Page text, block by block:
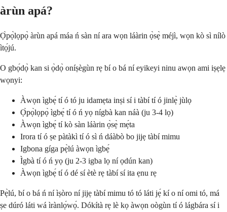
àrùn apá?
Ọ̀pọ̀lọpọ̀ àrùn apá máa ń sàn ní ara wọn láàrin ọ̀sẹ̀ méjì, wọn kò sì nílò
ìtọ́jú.
O gbọ́dọ̀ kan si ọ̀dọ̀ oníṣègùn rẹ bí o bá ní eyikeyi ninu awọn ami iṣẹlẹ
wọnyi:
Àwọn ìgbẹ́ tí ó tó ju idamẹta inṣi sí i tàbí tí ó jinlẹ̀ jùlọ
Ọ̀pọ̀lọpọ̀ ìgbẹ́ tí ó ń yọ nígbà kan náà (ju 3-4 lọ)
Àwọn ìgbẹ́ tí kò sàn láàrin ọ̀sẹ̀ mẹ́ta
Irora tí ó ṣe pàtàkì tí ó sì ń dáàbò bo jijẹ tàbí mimu
Igbona gíga pẹ̀lú àwọn ìgbẹ́
Ìgbà tí ó ń yọ (ju 2-3 igba lọ ní ọdún kan)
Àwọn ìgbẹ́ tí ó dé sí ètè rẹ tàbí sí ita ẹnu rẹ
Pẹ̀lú, bí o bá ń ní ìṣòro ní jijẹ tàbí mimu tó tó láti jẹ́ kí o ní omi tó, má
ṣe dúró láti wá ìrànlọ́wọ́. Dókítà rẹ lè kọ àwọn oògùn tí ó lágbára sí i